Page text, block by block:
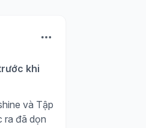
khi
và Tập
ra đã dọn